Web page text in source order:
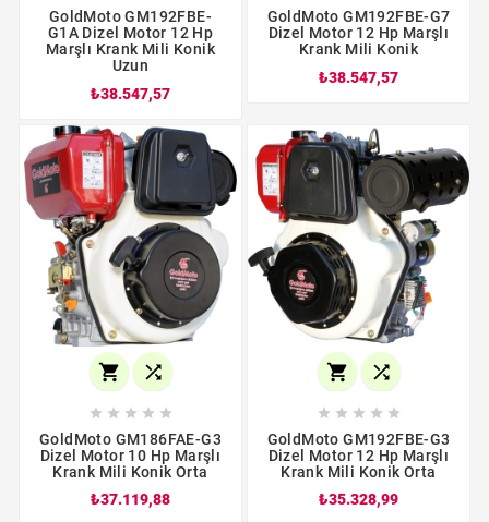
GoldMoto GM192FBE-
G1A Dizel Motor 12 Hp
Marşlı Krank Mili Konik
Uzun
₺38.547,57
GoldMoto GM192FBE-G7
Dizel Motor 12 Hp Marşlı
Krank Mili Konik
₺38.547,57
 
    
GoldMoto GM186FAE-G3
Dizel Motor 10 Hp Marşlı
Krank Mili Konik Orta
₺37.119,88
 
    
GoldMoto GM192FBE-G3
Dizel Motor 12 Hp Marşlı
Krank Mili Konik Orta
₺35.328,99